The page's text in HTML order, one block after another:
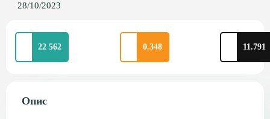
28/10/2023
22 562 0.348 11.791
Опис